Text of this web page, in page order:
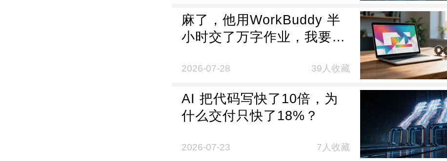
麻了，他用WorkBuddy 半
小时交了万字作业，我要认
2026-07-28 39人收藏
AI 把代码写快了10倍，为
什么交付只快了18%？
2026-07-23 7人收藏